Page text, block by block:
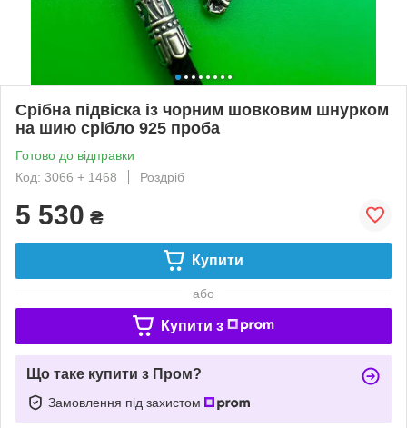
Срібна підвіска із чорним шовковим шнурком
на шию срібло 925 проба
Готово до відправки
Код: 3066 + 1468
Роздріб
5 530 ₴
Купити
або
Купити з
Що таке купити з Пром?
Замовлення під захистом